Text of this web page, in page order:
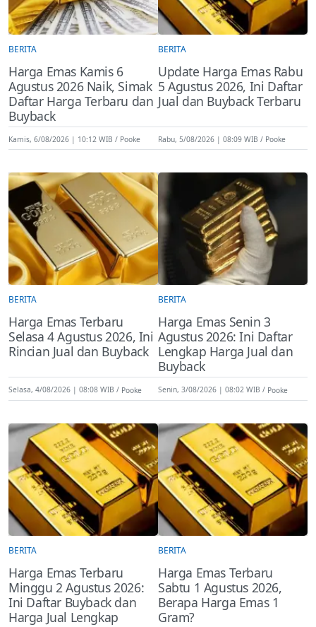
BERITA
Harga Emas Kamis 6
Agustus 2026 Naik, Simak
Daftar Harga Terbaru dan
Buyback
Kamis, 6/08/2026 | 10:12 WIB Pooke
BERITA
Update Harga Emas Rabu
5 Agustus 2026, Ini Daftar
Jual dan Buyback Terbaru
Rabu, 5/08/2026 | 08:09 WIB Pooke
BERITA
Harga Emas Terbaru
Selasa 4 Agustus 2026, Ini
Rincian Jual dan Buyback
Selasa, 4/08/2026 | 08:08 WIB Pooke
BERITA
Harga Emas Senin 3
Agustus 2026: Ini Daftar
Lengkap Harga Jual dan
Buyback
Senin, 3/08/2026 | 08:02 WIB Pooke
BERITA
Harga Emas Terbaru
Minggu 2 Agustus 2026:
Ini Daftar Buyback dan
Harga Jual Lengkap
BERITA
Harga Emas Terbaru
Sabtu 1 Agustus 2026,
Berapa Harga Emas 1
Gram?